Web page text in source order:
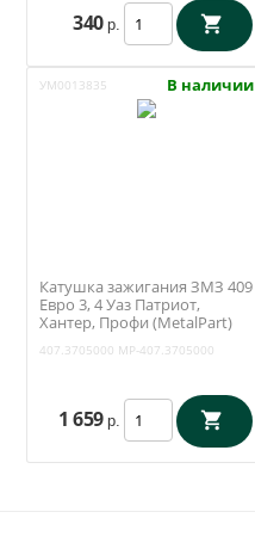
340 р.
УМ0013835 В наличии
Катушка зажигания ЗМЗ 409
Евро 3, 4 Уаз Патриот,
Хантер, Профи (MetalPart)
407.3705000 MP-407.3705000
1 659 р.